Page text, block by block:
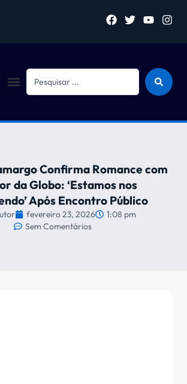
Confirma Romance com
da Globo: ‘Estamos nos
Após Encontro Público
fevereiro 23, 2026
1:08 pm
Sem Comentários